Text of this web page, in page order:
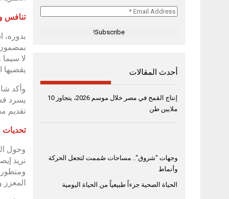
تنافس
يقضيها الطفل
وأكد
يسرد
تقديم
وحول
نريد
ومتطور
Email
أحدث المقالات
إنتاج القمح في مصر خلال موسم 2026، يتجاوز 10
ملايين طن
وجهات “شروق”.. مساحات صُممت لتجعل الحركة
وأنماط
الحياة الصحية جزءاً طبيعياً من الحياة اليومية